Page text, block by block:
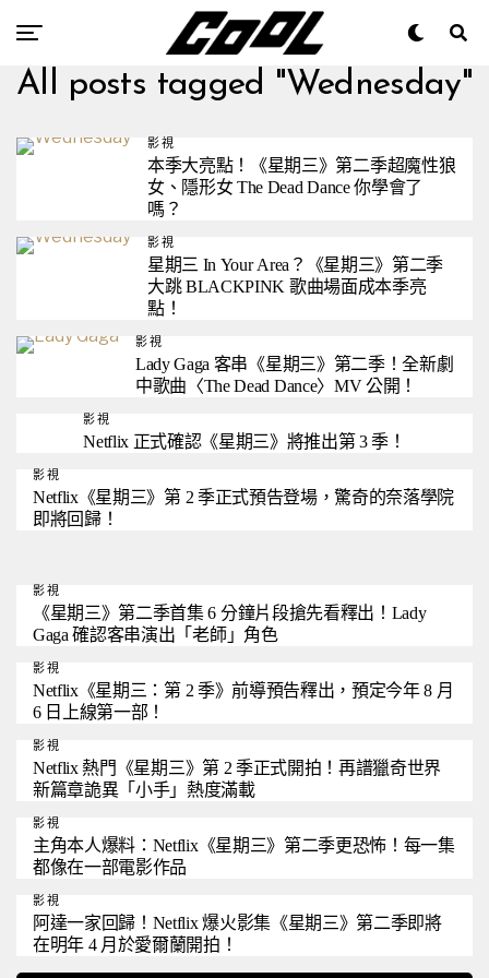
All posts tagged "Wednesday"
影視
本季大亮點！《星期三》第二季超魔性狼
女、隱形女 The Dead Dance 你學會了
嗎？
影視
星期三 In Your Area？《星期三》第二季
大跳 BLACKPINK 歌曲場面成本季亮
點！
影視
Lady Gaga 客串《星期三》第二季！全新劇
中歌曲〈The Dead Dance〉MV 公開！
影視
Netflix 正式確認《星期三》將推出第 3 季！
影視
Netflix《星期三》第 2 季正式預告登場，驚奇的奈落學院
即將回歸！
影視
《星期三》第二季首集 6 分鐘片段搶先看釋出！Lady
Gaga 確認客串演出「老師」角色
影視
Netflix《星期三：第 2 季》前導預告釋出，預定今年 8 月
6 日上線第一部！
影視
Netflix 熱門《星期三》第 2 季正式開拍！再譜獵奇世界
新篇章詭異「小手」熱度滿載
影視
主角本人爆料：Netflix《星期三》第二季更恐怖！每一集
都像在一部電影作品
影視
阿達一家回歸！Netflix 爆火影集《星期三》第二季即將
在明年 4 月於愛爾蘭開拍！